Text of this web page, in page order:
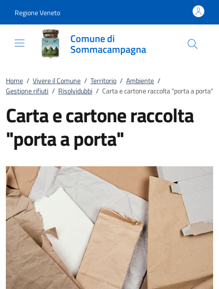
Regione Veneto
Comune di
Sommacampagna
Home / Vivere il Comune / Territorio / Ambiente /
Gestione rifiuti / Risolvidubbi / Carta e cartone raccolta "porta a porta"
Carta e cartone raccolta
"porta a porta"